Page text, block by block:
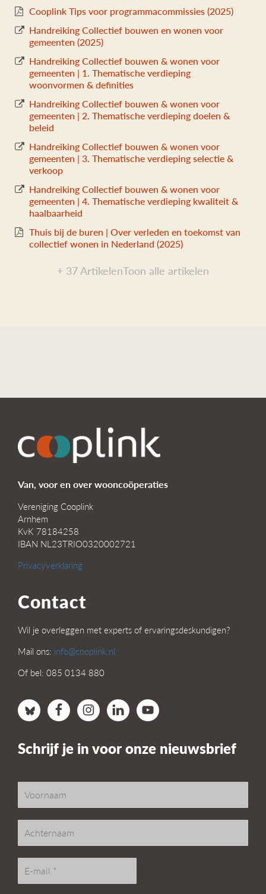
Cooplink Tips voor programmacommissies (2025)
Handreiking Collectief bouwen en wonen voor
gemeenten (2025)
Handreiking Collectief bouwen & wonen voor
gemeenten | 1. Thematische verdieping
woonvormen & definities
Handreiking Collectief bouwen & wonen voor
gemeenten | 2. Thematische verdieping doelen &
beleid
Handreiking Collectief bouwen & wonen voor
gemeenten | 3. Thematische verdieping selectie &
verkoop
Handreiking Collectief bouwen & wonen voor
gemeenten | 4. Thematische verdieping kwaliteit &
haalbaarheid
Thuis bij de buren | Over verleden en toekomst van
collectief wonen in Nederland (2025)
+ 37 ArtikelenToon alle artikelen
Van, voor en over wooncoöperaties
Vereniging Cooplink
Arnhem
KvK 78184258
IBAN NL23TRIO0320002721
Privacyverklaring
Contact
Wil je overleggen met experts of ervaringsdeskundigen?
Mail ons: info@cooplink.nl
Of bel: 085 0134 880
Schrijf je in voor onze nieuwsbrief